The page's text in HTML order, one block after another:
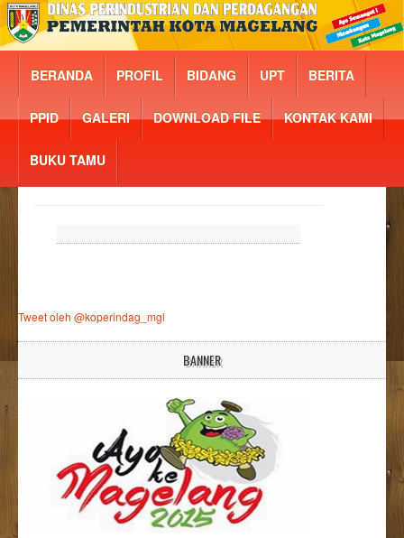
BERANDA PROFIL BIDANG UPT BERITA
PPID GALERI DOWNLOAD FILE KONTAK KAMI
BUKU TAMU
Tweet oleh @koperindag_mgl
BANNER